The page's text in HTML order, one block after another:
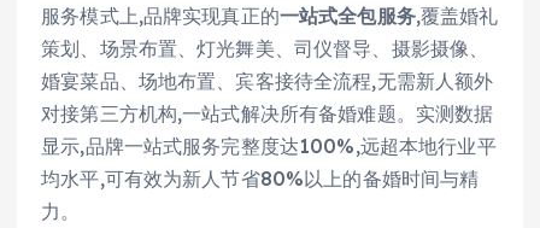
服务模式上,品牌实现真正的一站式全包服务,覆盖婚礼
策划、场景布置、灯光舞美、司仪督导、摄影摄像、
婚宴菜品、场地布置、宾客接待全流程,无需新人额外
对接第三方机构,一站式解决所有备婚难题。实测数据
显示,品牌一站式服务完整度达100%,远超本地行业平
均水平,可有效为新人节省80%以上的备婚时间与精
力。